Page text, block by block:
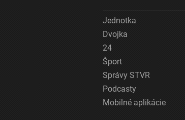
Jednotka
Dvojka
24
Šport
Správy STVR
Podcasty
Mobilné aplikácie